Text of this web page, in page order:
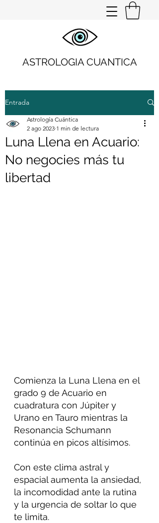
ASTROLOGIA CUANTICA
Entrada
Luna Llena en Acuario:
No negocies más tu
libertad
Astrología Cuántica
2 ago 2023 1 min de lectura
Comienza la Luna Llena en el
grado 9 de Acuario en
cuadratura con Júpiter y
Urano en Tauro mientras la
Resonancia Schumann
continúa en picos altísimos.
Con este clima astral y
espacial aumenta la ansiedad,
la incomodidad ante la rutina
y la urgencia de soltar lo que
te limita.